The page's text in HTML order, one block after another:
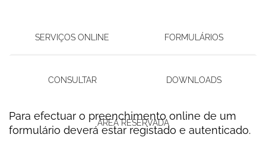
SERVIÇOS ONLINE FORMULÁRIOS
CONSULTAR DOWNLOADS
ÁREA RESERVADA
Para efectuar o preenchimento online de um
formulário deverá estar registado e autenticado.